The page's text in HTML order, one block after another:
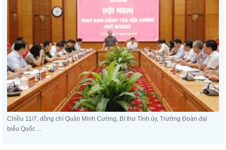
Chiều 11/7, đồng chí Quản Minh Cường, Bí thư Tỉnh ủy, Trưởng Đoàn đại
biểu Quốc ...